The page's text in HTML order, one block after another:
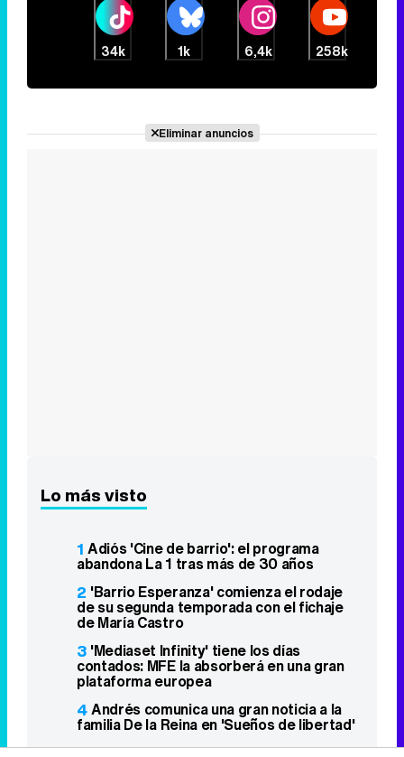
Eliminar anuncios
de María Castro
contados: MFE la absorberá en una gran
plataforma europea
4 Andrés comunica una gran noticia a la
familia De la Reina en 'Sueños de libertad'
5 '¡Salta!' sube en Antena 3 y lidera la
noche del miércoles con un 9,1%
6Netflix estrenará en primicia un avance
extendido de 'Grand Theft Auto VI'
7 Telecinco estrena 'Una receta para dos',
con Amir Haddad, de Eurovisión 2016